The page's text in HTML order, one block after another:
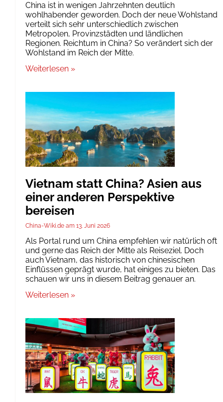
China ist in wenigen Jahrzehnten deutlich
wohlhabender geworden. Doch der neue Wohlstand
verteilt sich sehr unterschiedlich zwischen
Metropolen, Provinzstädten und ländlichen
Regionen. Reichtum in China? So verändert sich der
Wohlstand im Reich der Mitte.
Weiterlesen »
Vietnam statt China? Asien aus
einer anderen Perspektive
bereisen
China-Wiki.de 13. Juni 2026
Als Portal rund um China empfehlen wir natürlich oft
und gerne das Reich der Mitte als Reiseziel. Doch
auch Vietnam, das historisch von chinesischen
Einflüssen geprägt wurde, hat einiges zu bieten. Das
schauen wir uns in diesem Beitrag genauer an.
Weiterlesen »